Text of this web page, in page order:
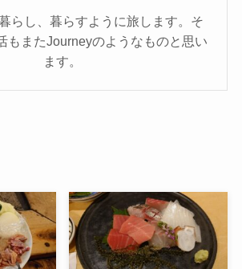
らし、暮らすように旅します。そ
もまたJourneyのようなものと思い
ます。